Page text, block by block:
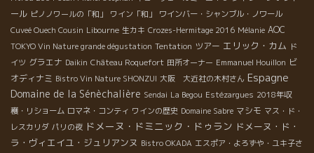
ール ピノノワールの「和」 ワイン「和」
ワインバー・シャンブル・ノワール
Cuveé Ouech Cousin Libourne 生カキ Crozes-Hermitage 2016 Mélanie AOC
TOKYO Vin Nature grande dégustation Tentation ツアー エリック・カム ド
イツ グラエナ Daikin Château Roquefort 田所オーナー Emmanuel Houillon ビ
オディナミ Bistro Vin Nature SHONZUI 大阪 大近社の木村さん Espagne
Domaine de la Sénèchalière Sendai La Begou Estézargues 2018年収
穫・リショーム ロマネ・コンティ ワインの歴史 Domaine Sabre マシモ マス・ド・
レスカリダ パリの夜 ドメーヌ・ドミニック・ドゥラン ドメーヌ・ド・
ラ・ヴィエイユ・ジュリアンヌ Bistro OKADA エスポア・よろずや・ユキ子さ